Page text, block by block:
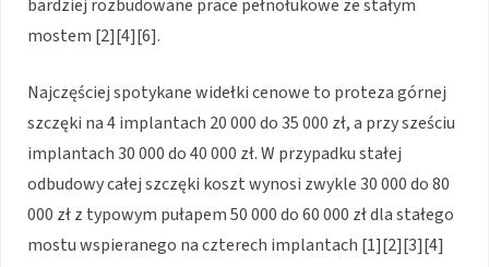
bardziej rozbudowane prace pełnołukowe ze stałym
mostem [2][4][6].
Najczęściej spotykane widełki cenowe to proteza górnej
szczęki na 4 implantach 20 000 do 35 000 zł, a przy sześciu
implantach 30 000 do 40 000 zł. W przypadku stałej
odbudowy całej szczęki koszt wynosi zwykle 30 000 do 80
000 zł z typowym pułapem 50 000 do 60 000 zł dla stałego
mostu wspieranego na czterech implantach [1][2][3][4]